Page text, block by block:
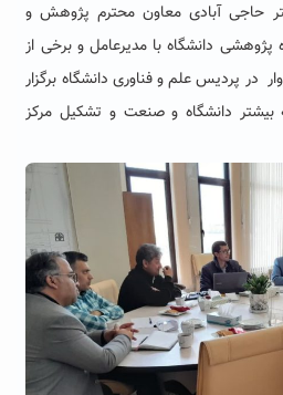
حاجی آبادی معاون محترم پژوهش و
پژوهشی دانشگاه با مدیرعامل و برخی از
در پردیس علم و فناوری دانشگاه برگزار
دانشگاه و صنعت و تشکیل مرکز